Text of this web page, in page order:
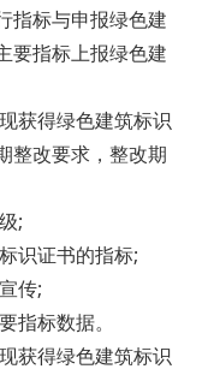
指标与申报绿色建
要指标上报绿色建
获得绿色建筑标识
整改要求，整改期
;
识证书的指标;
传;
指标数据。
获得绿色建筑标识